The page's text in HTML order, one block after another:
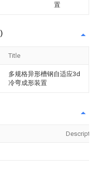
置
Title
多规格异形槽钢自适应3d
冷弯成形装置
Description